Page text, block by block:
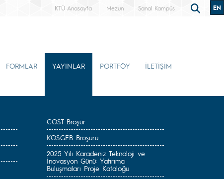
KTÜ Anasayfa Mezun Sanal Kampüs EN
FORMLAR YAYINLAR PORTFÖY İLETİŞİM
COST Broşür
KOSGEB Broşürü
2025 Yılı Karadeniz Teknoloji ve
İnovasyon Günü: Yatırımcı
Buluşmaları Proje Kataloğu